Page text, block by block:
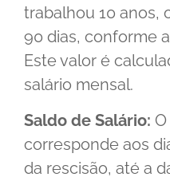
trabalhou 10 anos,
90 dias, conforme
Este valor é
salário mensal.
Saldo de Salário:
corresponde aos
da rescisão, até a